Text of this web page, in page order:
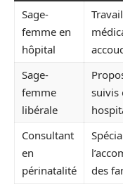
Sage-
femme en
hôpital
Sage-
femme
libérale
suivis
Consultant
en
périnatalité
des